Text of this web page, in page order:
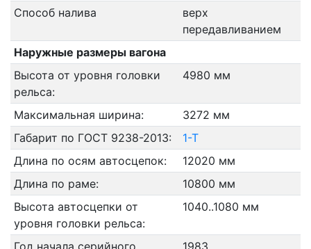
Способ налива
верх
передавливанием
Наружные размеры вагона
Высота от уровня головки
рельса:
4980 мм
Максимальная ширина:
3272 мм
Габарит по ГОСТ 9238-2013:
1-Т
Длина по осям автосцепок:
12020 мм
Длина по раме:
10800 мм
Высота автосцепки от
уровня головки рельса:
1040..1080 мм
Год начала серийного
1983